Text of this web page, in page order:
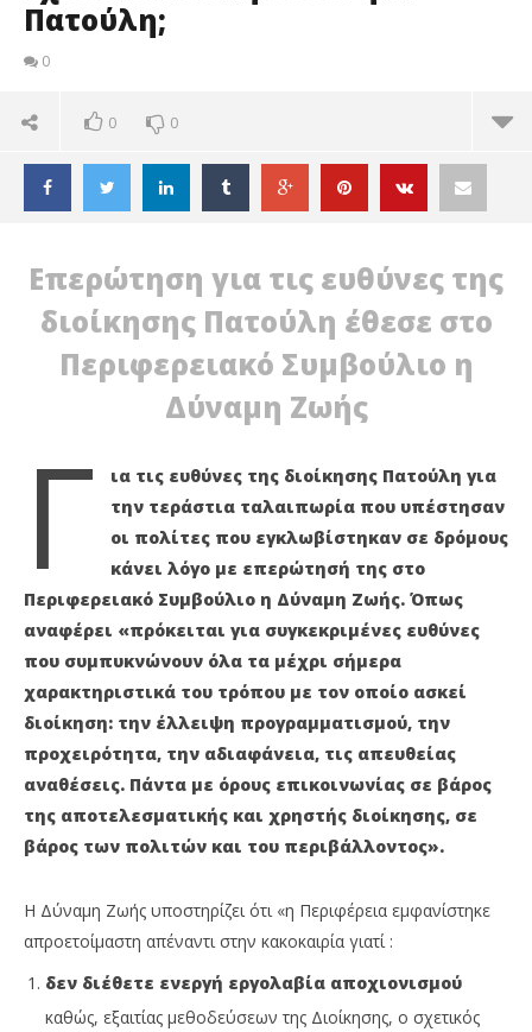
Πατούλη;
0
0 0
ΔΙΑΒΑΖΕΤΕ ΤΩΡΑ
Δύναμη Ζωής: Αλήθεια δεν έχετε πολιτική ευθύνη
κ. Πατούλη;
Ιανουαρίου
2022
Maxitis
Petroupolis
Επερώτηση για τις ευθύνες της
διοίκησης Πατούλη έθεσε στο
Περιφερειακό Συμβούλιο η
Δύναμη Ζωής
Γ
ια τις ευθύνες της διοίκησης Πατούλη για
την τεράστια ταλαιπωρία που υπέστησαν
οι πολίτες που εγκλωβίστηκαν σε δρόμους
κάνει λόγο με επερώτησή της στο
Περιφερειακό Συμβούλιο η Δύναμη Ζωής. Όπως
αναφέρει «πρόκειται για συγκεκριμένες ευθύνες
που συμπυκνώνουν όλα τα μέχρι σήμερα
χαρακτηριστικά του τρόπου με τον οποίο ασκεί
διοίκηση: την έλλειψη προγραμματισμού, την
προχειρότητα, την αδιαφάνεια, τις απευθείας
αναθέσεις. Πάντα με όρους επικοινωνίας σε βάρος
της αποτελεσματικής και χρηστής διοίκησης, σε
βάρος των πολιτών και του περιβάλλοντος».
Η Δύναμη Ζωής υποστηρίζει ότι «η Περιφέρεια εμφανίστηκε
απροετοίμαστη απέναντι στην κακοκαιρία γιατί :
δεν διέθετε ενεργή εργολαβία αποχιονισμού
καθώς, εξαιτίας μεθοδεύσεων της Διοίκησης, ο σχετικός